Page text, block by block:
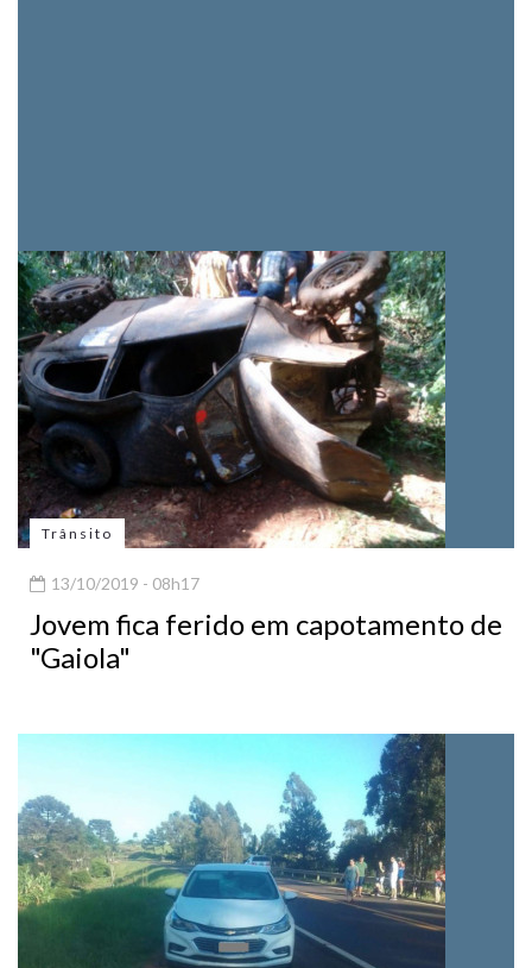
Trânsito
13/10/2019 - 08h17
Jovem fica ferido em capotamento de
"Gaiola"